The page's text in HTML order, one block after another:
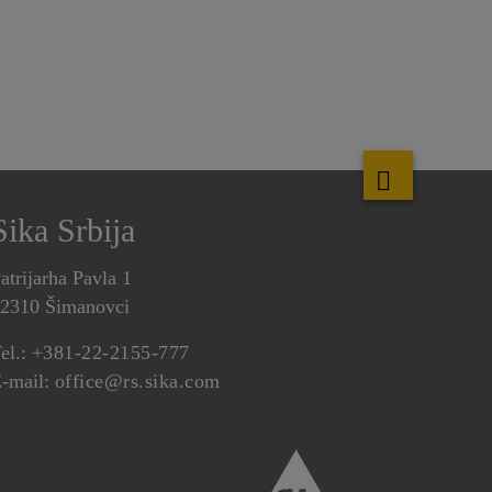
Srbija
Pavla 1
Šimanovci
+381-22-2155-777
mail: office@rs.sika.com